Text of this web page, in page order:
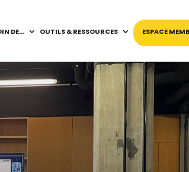
DE… OUTILS & RESSOURCES ESPACE